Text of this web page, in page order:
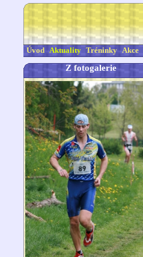
Úvod Aktuality Tréninky Akce
Z fotogalerie